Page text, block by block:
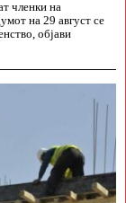
членки на
на 29 август се
објави